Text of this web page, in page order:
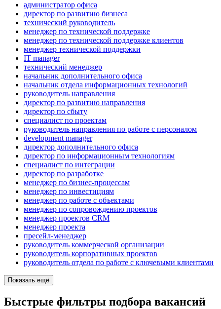
администратор офиса
директор по развитию бизнеса
технический руководитель
менеджер по технической поддержке
менеджер по технической поддержке клиентов
менеджер технической поддержки
IT manager
технический менеджер
начальник дополнительного офиса
начальник отдела информационных технологий
руководитель направления
директор по развитию направления
директор по сбыту
специалист по проектам
руководитель направления по работе с персоналом
development manager
директор дополнительного офиса
директор по информационным технологиям
специалист по интеграции
директор по разработке
менеджер по бизнес-процессам
менеджер по инвестициям
менеджер по работе с объектами
менеджер по сопровождению проектов
менеджер проектов CRM
менеджер проекта
пресейл-менеджер
руководитель коммерческой организации
руководитель корпоративных проектов
руководитель отдела по работе с ключевыми клиентами
Показать ещё
Быстрые фильтры подбора вакансий